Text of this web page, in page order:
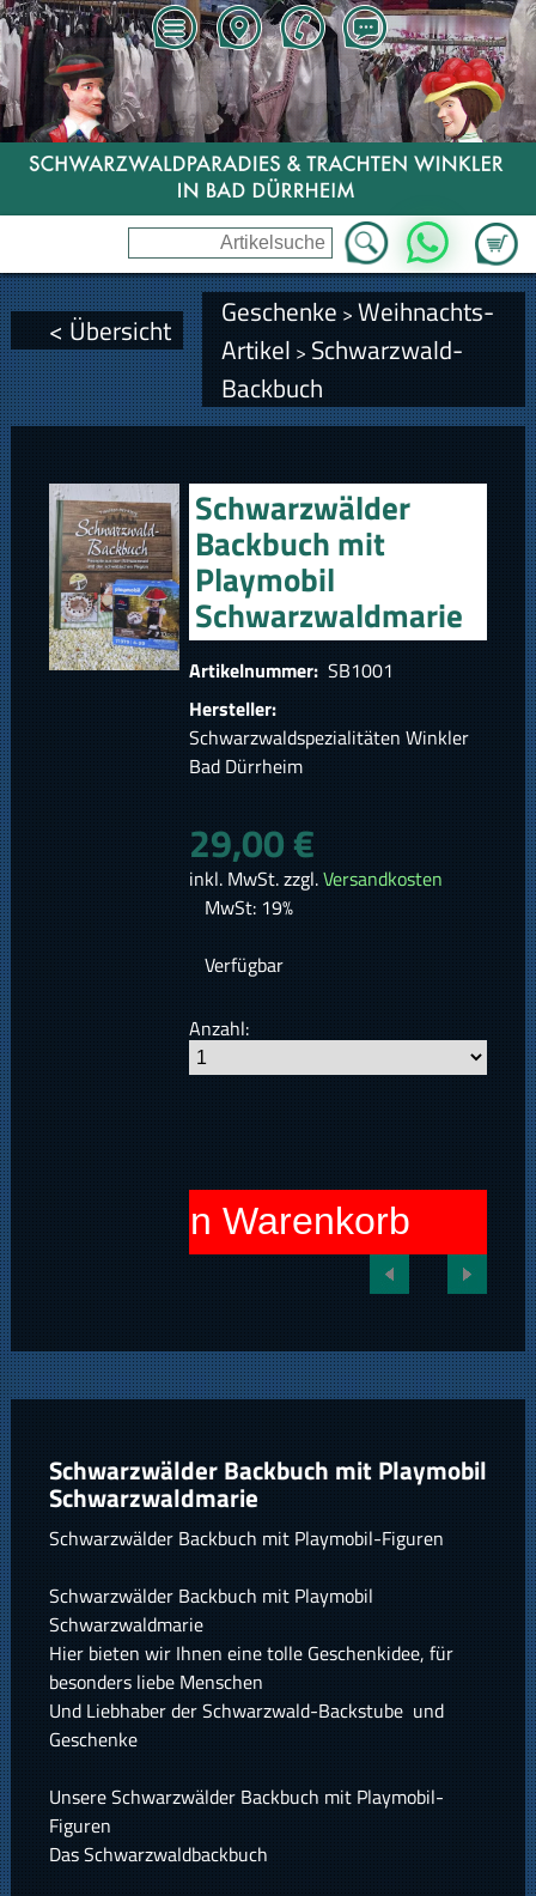
Zum
WhatsApp
< Übersicht Geschenke > Weihnachts-
Artikel > Schwarzwald-
Backbuch
Schwarzwälder
Backbuch mit
Playmobil
Schwarzwaldmarie
Artikelnummer: SB1001
Hersteller:
Schwarzwaldspezialitäten Winkler
Bad Dürrheim
29,00 €
inkl. MwSt. zzgl.Versandkosten
MwSt: 19%
Verfügbar
Anzahl:
In den Warenkorb
Schwarzwälder Backbuch mit Playmobil
Schwarzwaldmarie
Schwarzwälder Backbuch mit Playmobil-Figuren
Schwarzwälder Backbuch mit Playmobil
Schwarzwaldmarie
Hier bieten wir Ihnen eine tolle Geschenkidee, für
besonders liebe Menschen
Und Liebhaber der Schwarzwald-Backstube und
Geschenke
Unsere Schwarzwälder Backbuch mit Playmobil-
Figuren
Das Schwarzwaldbackbuch